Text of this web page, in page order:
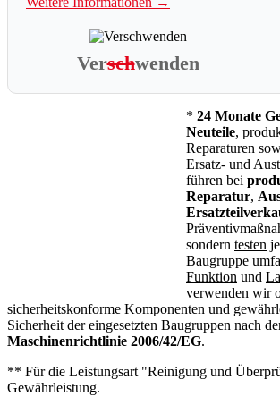
Verschwenden
* 24 Monate
Neuteile,
Reparaturen
Ersatz- und
führen bei
Reparatur,
sondern testen
Baugruppe
Funktion und
verwenden wir
sicherheitskonforme Komponenten und
Sicherheit der eingesetzten Baugruppen nach
Maschinenrichtlinie 2006/42/EG.
** Für die Leistungsart "Reinigung und
Gewährleistung.